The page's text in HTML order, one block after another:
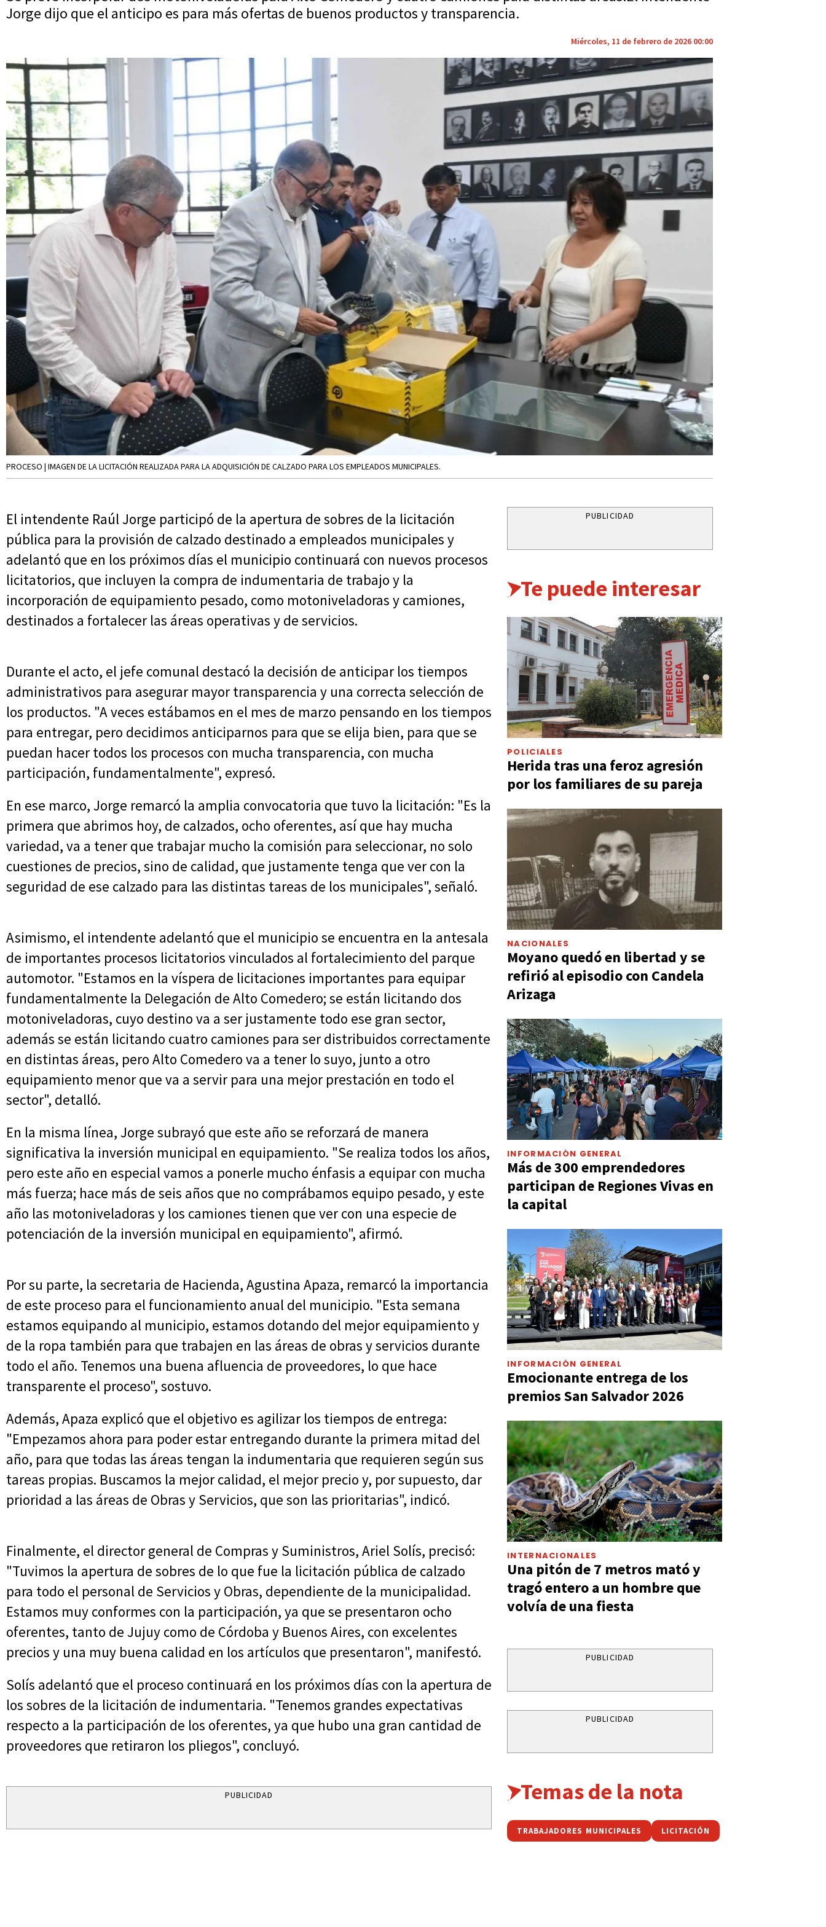
Jorge dijo que el anticipo es para más ofertas de buenos productos y transparencia.
Miércoles, 11 de febrero de 2026 00:00
PROCESO | IMAGEN DE LA LICITACIÓN REALIZADA PARA LA ADQUISICIÓN DE CALZADO PARA LOS EMPLEADOS MUNICIPALES.
El intendente Raúl Jorge participó de la apertura de sobres de la licitación
pública para la provisión de calzado destinado a empleados municipales y
adelantó que en los próximos días el municipio continuará con nuevos procesos
licitatorios, que incluyen la compra de indumentaria de trabajo y la
incorporación de equipamiento pesado, como motoniveladoras y camiones,
destinados a fortalecer las áreas operativas y de servicios.
Durante el acto, el jefe comunal destacó la decisión de anticipar los tiempos
administrativos para asegurar mayor transparencia y una correcta selección de
los productos. "A veces estábamos en el mes de marzo pensando en los tiempos
para entregar, pero decidimos anticiparnos para que se elija bien, para que se
puedan hacer todos los procesos con mucha transparencia, con mucha
participación, fundamentalmente", expresó.
En ese marco, Jorge remarcó la amplia convocatoria que tuvo la licitación: "Es la
primera que abrimos hoy, de calzados, ocho oferentes, así que hay mucha
variedad, va a tener que trabajar mucho la comisión para seleccionar, no solo
cuestiones de precios, sino de calidad, que justamente tenga que ver con la
seguridad de ese calzado para las distintas tareas de los municipales", señaló.
Asimismo, el intendente adelantó que el municipio se encuentra en la antesala
de importantes procesos licitatorios vinculados al fortalecimiento del parque
automotor. "Estamos en la víspera de licitaciones importantes para equipar
fundamentalmente la Delegación de Alto Comedero; se están licitando dos
motoniveladoras, cuyo destino va a ser justamente todo ese gran sector,
además se están licitando cuatro camiones para ser distribuidos correctamente
en distintas áreas, pero Alto Comedero va a tener lo suyo, junto a otro
equipamiento menor que va a servir para una mejor prestación en todo el
sector", detalló.
En la misma línea, Jorge subrayó que este año se reforzará de manera
significativa la inversión municipal en equipamiento. "Se realiza todos los años,
pero este año en especial vamos a ponerle mucho énfasis a equipar con mucha
más fuerza; hace más de seis años que no comprábamos equipo pesado, y este
año las motoniveladoras y los camiones tienen que ver con una especie de
potenciación de la inversión municipal en equipamiento", afirmó.
Por su parte, la secretaria de Hacienda, Agustina Apaza, remarcó la importancia
de este proceso para el funcionamiento anual del municipio. "Esta semana
estamos equipando al municipio, estamos dotando del mejor equipamiento y
de la ropa también para que trabajen en las áreas de obras y servicios durante
todo el año. Tenemos una buena afluencia de proveedores, lo que hace
transparente el proceso", sostuvo.
Además, Apaza explicó que el objetivo es agilizar los tiempos de entrega:
"Empezamos ahora para poder estar entregando durante la primera mitad del
año, para que todas las áreas tengan la indumentaria que requieren según sus
tareas propias. Buscamos la mejor calidad, el mejor precio y, por supuesto, dar
prioridad a las áreas de Obras y Servicios, que son las prioritarias", indicó.
Finalmente, el director general de Compras y Suministros, Ariel Solís, precisó:
"Tuvimos la apertura de sobres de lo que fue la licitación pública de calzado
para todo el personal de Servicios y Obras, dependiente de la municipalidad.
Estamos muy conformes con la participación, ya que se presentaron ocho
oferentes, tanto de Jujuy como de Córdoba y Buenos Aires, con excelentes
precios y una muy buena calidad en los artículos que presentaron", manifestó.
Solís adelantó que el proceso continuará en los próximos días con la apertura de
los sobres de la licitación de indumentaria. "Tenemos grandes expectativas
respecto a la participación de los oferentes, ya que hubo una gran cantidad de
proveedores que retiraron los pliegos", concluyó.
PUBLICIDAD
PUBLICIDAD
Te puede interesar
POLICIALES
Herida tras una feroz agresión
por los familiares de su pareja
NACIONALES
Moyano quedó en libertad y se
refirió al episodio con Candela
Arizaga
INFORMACIÓN GENERAL
Más de 300 emprendedores
participan de Regiones Vivas en
la capital
INFORMACIÓN GENERAL
Emocionante entrega de los
premios San Salvador 2026
INTERNACIONALES
Una pitón de 7 metros mató y
tragó entero a un hombre que
volvía de una fiesta
PUBLICIDAD
PUBLICIDAD
Temas de la nota
TRABAJADORES MUNICIPALES LICITACIÓN